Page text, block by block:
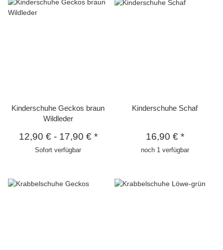
Kinderschuhe Geckos braun
Wildleder
12,90 €- 17,90 € *
Sofort verfügbar
Kinderschuhe Schaf
16,90 € *
noch 1 verfügbar